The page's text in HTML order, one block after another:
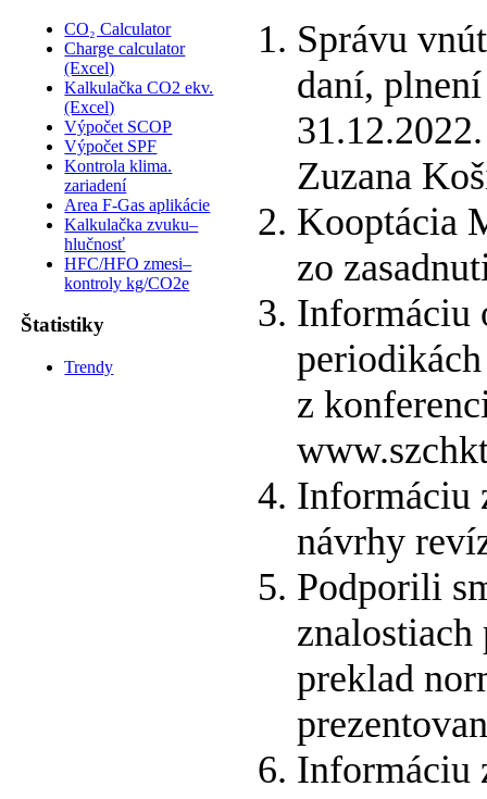
CO₂ Calculator
Charge calculator
(Excel)
Kalkulačka CO2 ekv.
(Excel)
Výpočet SCOP
Výpočet SPF
Kontrola klima.
zariadení
Area F-Gas aplikácie
Kalkulačka zvuku–
hlučnosť
HFC/HFO zmesi–
kontroly kg/CO2e
Štatistiky
Trendy
Správu
daní,
Zuzana
Kooptácia
zo
Informáciu
z
Informáciu
návrhy
Podporili
preklad
Informáciu